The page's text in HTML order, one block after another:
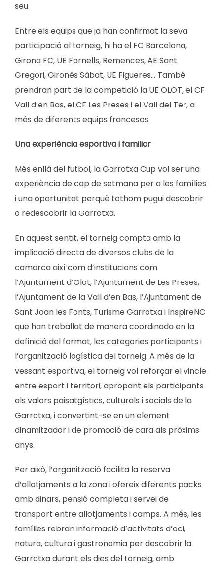
seu.
Entre els equips que ja han confirmat la seva
participació al torneig, hi ha el FC Barcelona,
Girona FC, UE Fornells, Remences, AE Sant
Gregori, Gironès Sàbat, UE Figueres… També
prendran part de la competició la UE OLOT, el CF
Vall d’en Bas, el CF Les Preses i el Vall del Ter, a
més de diferents equips francesos.
Una experiència esportiva i familiar
Més enllà del futbol, la Garrotxa Cup vol ser una
experiència de cap de setmana per a les famílies
i una oportunitat perquè tothom pugui descobrir
o redescobrir la Garrotxa.
En aquest sentit, el torneig compta amb la
implicació directa de diversos clubs de la
comarca així com d’institucions com
l’Ajuntament d’Olot, l’Ajuntament de Les Preses,
l’Ajuntament de la Vall d’en Bas, l’Ajuntament de
Sant Joan les Fonts, Turisme Garrotxa i InspireNC
que han treballat de manera coordinada en la
definició del format, les categories participants i
l’organització logística del torneig. A més de la
vessant esportiva, el torneig vol reforçar el vincle
entre esport i territori, apropant els participants
als valors paisatgístics, culturals i socials de la
Garrotxa, i convertint-se en un element
dinamitzador i de promoció de cara als pròxims
anys.
Per això, l’organització facilita la reserva
d’allotjaments a la zona i ofereix diferents packs
amb dinars, pensió completa i servei de
transport entre allotjaments i camps. A més, les
famílies rebran informació d’activitats d’oci,
natura, cultura i gastronomia per descobrir la
Garrotxa durant els dies del torneig, amb